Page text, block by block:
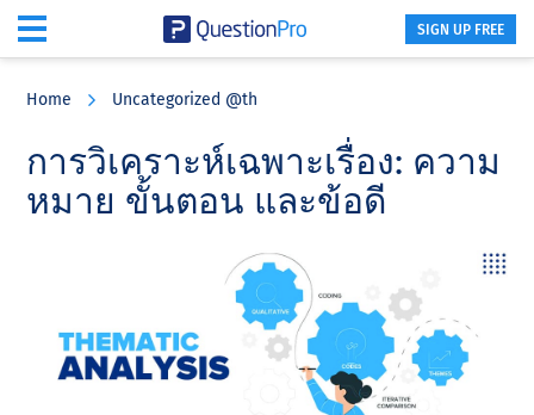
SIGN UP FREE
Home Uncategorized @th
การวิเคราะห์เฉพาะเรื่อง: ความ
หมาย ขั้นตอน และข้อดี